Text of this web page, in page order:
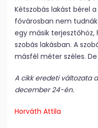
Kétszobás lakást bérel
fővárosban nem
egy másik
szobás lakásban. A
másfél méter széles.
A cikk eredeti változata
december 24-én.
Horváth Attila